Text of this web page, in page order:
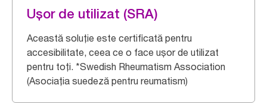
Ușor de utilizat (SRA)
Această soluție este certificată pentru
accesibilitate, ceea ce o face ușor de utilizat
pentru toți. *Swedish Rheumatism Association
(Asociația suedeză pentru reumatism)